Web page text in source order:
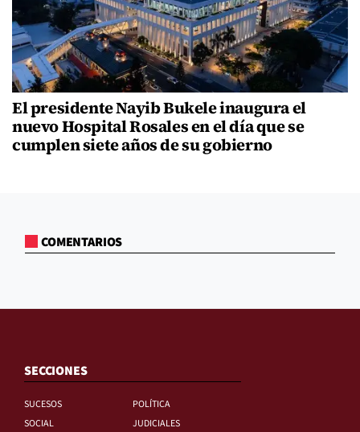
El presidente Nayib Bukele inaugura el
nuevo Hospital Rosales en el día que se
cumplen siete años de su gobierno
COMENTARIOS
SECCIONES
SUCESOS
POLÍTICA
SOCIAL
JUDICIALES